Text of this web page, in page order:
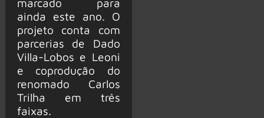
ainda este ano. O
projeto conta com
parcerias de Dado
Villa-Lobos e Leoni
e coprodução do
renomado Carlos
Trilha em três
faixas.